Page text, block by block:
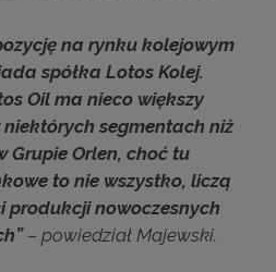
na rynku kolejowym
spółka Lotos Kolej.
Oil ma nieco większy
segmentach niż
Grupie Orlen, choć tu
to nie wszystko, liczą
produkcji nowoczesnych
– powiedział Majewski.